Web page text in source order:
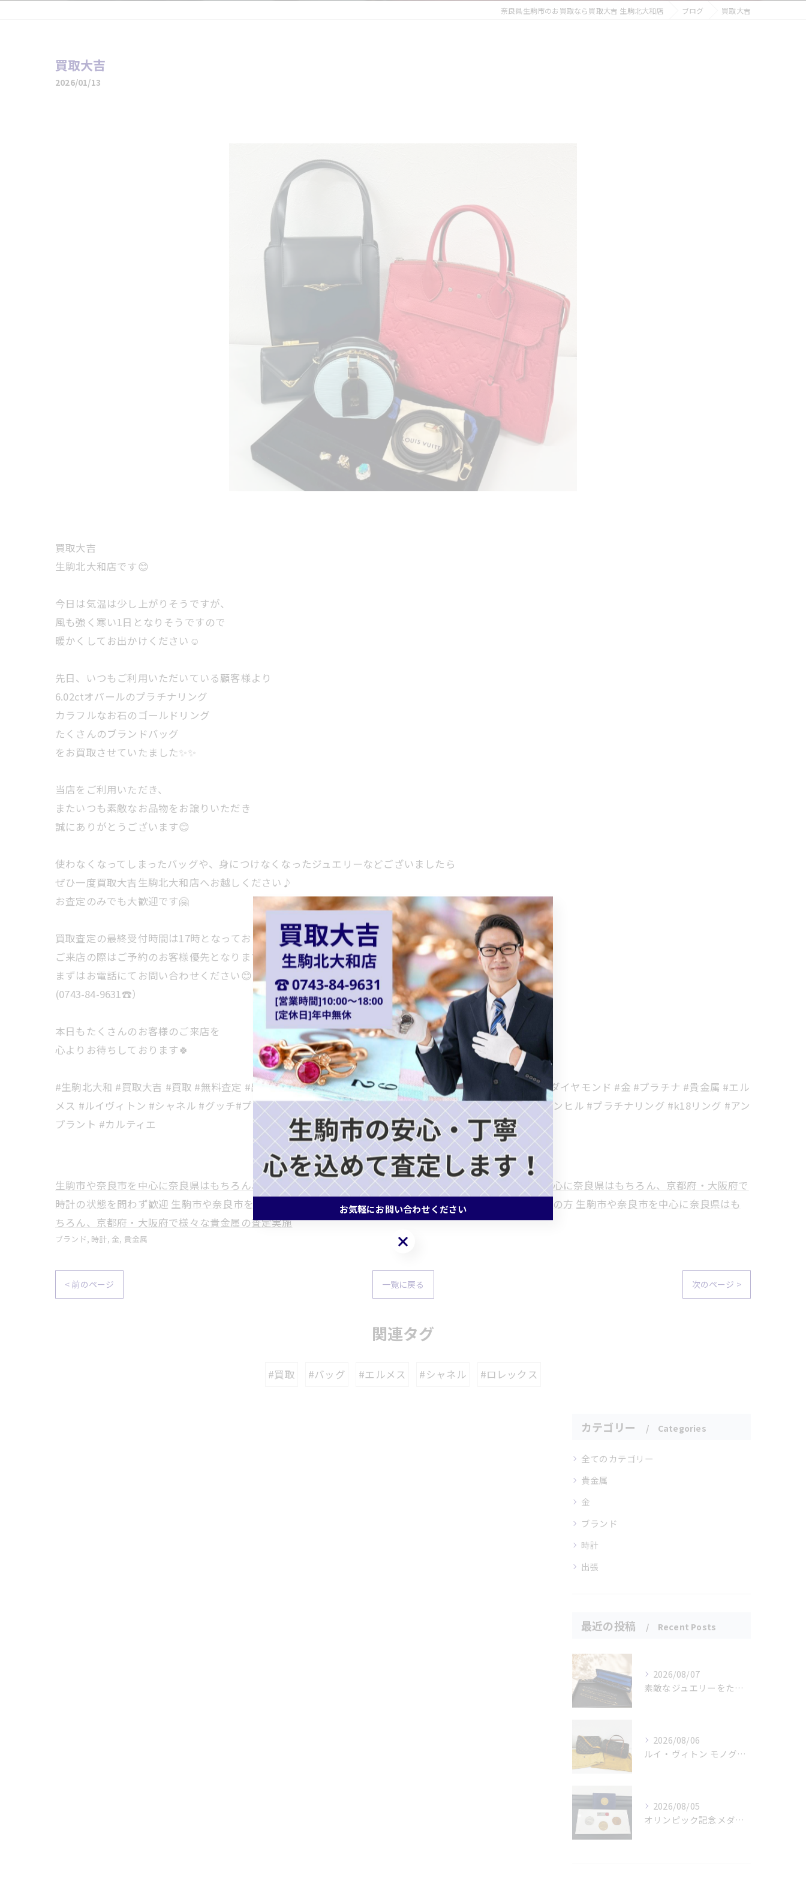
奈良県生駒市のお買取なら買取大吉 生駒北大和店 ブログ 買取大吉
買取大吉
2026/01/13
買取大吉
生駒北大和店です😊
今日は気温は少し上がりそうですが、
風も強く寒い1日となりそうですので
暖かくしてお出かけください☺️
先日、いつもご利用いただいている顧客様より
6.02ctオパールのプラチナリング
カラフルなお石のゴールドリング
たくさんのブランドバッグ
をお買取させていたました✨✨
当店をご利用いただき、
またいつも素敵なお品物をお譲りいただき
誠にありがとうございます😊
使わなくなってしまったバッグや、身につけなくなったジュエリーなどございましたら
ぜひ一度買取大吉生駒北大和店へお越しください♪
お査定のみでも大歓迎です🤗
買取査定の最終受付時間は17時となっております🕔
ご来店の際はご予約のお客様優先となりますので
まずはお電話にてお問い合わせください😊
(0743-84-9631☎️）
本日もたくさんのお客様のご来店を
心よりお待ちしております🍀
#生駒北大和 #買取大吉 #買取 #無料査定 #出張買取 #ブランド買取 #買取強化中 #バッグ #ブランド #時計 #ダイヤモンド #金 #プラチナ #貴金属 #エル
メス #ルイヴィトン #シャネル #グッチ#プラダ #ロエベ #セリーヌ #ロレックス #タグホイヤー #hublot #ダンヒル #プラチナリング #k18リング #アン
プラント #カルティエ
生駒市や奈良市を中心に奈良県はもちろん、京都府・大阪府でブランドのお品物の査定 生駒市や奈良市を中心に奈良県はもちろん、京都府・大阪府で
時計の状態を問わず歓迎 生駒市や奈良市を中心に奈良県はもちろん、京都府・大阪府で金のご売却をお考えの方 生駒市や奈良市を中心に奈良県はも
ちろん、京都府・大阪府で様々な貴金属の査定実施
ブランド 時計 金 貴金属
< 前のページ 一覧に戻る 次のページ >
関連タグ
#買取 #バッグ #エルメス #シャネル #ロレックス
カテゴリー Categories
全てのカテゴリー
貴金属
金
ブランド
時計
出張
最近の投稿 Recent Posts
2026/08/07
素敵なジュエリーをたくさんお買取りさせていただきました✨
2026/08/06
ルイ・ヴィトン モノグラムバッグ2点をお買取させていただきました✨
2026/08/05
オリンピック記念メダルとメイプルリーフコインをお買取りさせていただきました🏅✨
お気軽にお問い合わせください
お気軽にお問い合わせください